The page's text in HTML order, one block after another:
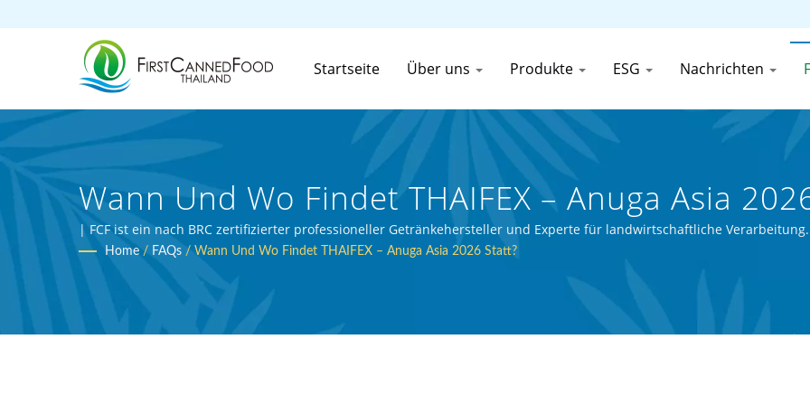
Startseite Über uns Produkte ESG Nachrichten
Wann Und Wo Findet THAIFEX – Anuga Asia
Taiwanischer Hersteller Von Konservierten
Getränken | ['Erstes Konservenfutter (Thai) Co.,
| FCF ist ein nach BRC zertifizierter professioneller Getränkehersteller und Experte für landwirtschaftliche Verarbeitung.
Home / FAQs / Wann Und Wo Findet THAIFEX – Anuga Asia 2026 Statt?